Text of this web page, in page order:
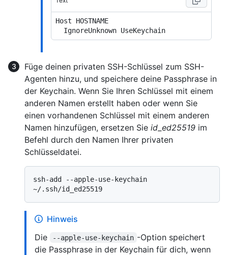
Host HOSTNAME
Füge deinen privaten SSH-Schlüssel zum SSH-
Agenten hinzu, und speichere deine Passphrase in
der Keychain. Wenn Sie Ihren Schlüssel mit einem
anderen Namen erstellt haben oder wenn Sie
einen vorhandenen Schlüssel mit einem anderen
Namen hinzufügen, ersetzen Sie id_ed25519 im
Befehl durch den Namen Ihrer privaten
Schlüsseldatei.
ssh-add --apple-use-keychain
Hinweis
Die
--apple-use-keychain -Option speichert
die Passphrase in der Keychain für dich, wenn